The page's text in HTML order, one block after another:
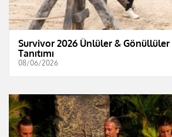
Survivor 2026 Ünlüler & Gönüllüler
Tanıtımı
08/06/2026